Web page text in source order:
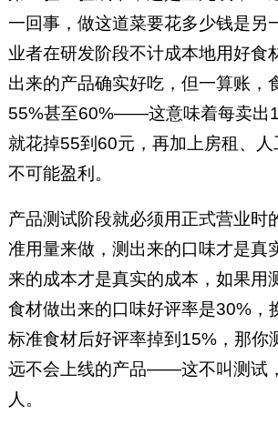
一回事，做这道菜要花多少钱是另
业者在研发阶段不计成本地用好食
出来的产品确实好吃，但一算账，
55%甚至60%——这意味着每卖出
就花掉55到60元，再加上房租、
不可能盈利。
产品测试阶段就必须用正式营业时
准用量来做，测出来的口味才是真
来的成本才是真实的成本，如果用
食材做出来的口味好评率是30%，
标准食材后好评率掉到15%，那你
远不会上线的产品——这不叫测试
人。